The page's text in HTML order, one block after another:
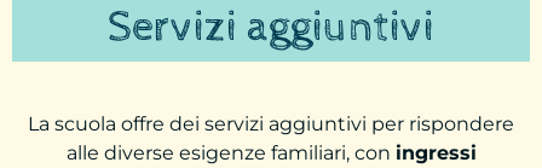
Servizi aggiuntivi
La scuola offre dei servizi aggiuntivi per rispondere
alle diverse esigenze familiari, con ingressi